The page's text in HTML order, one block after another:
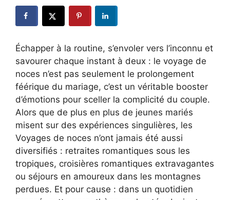
Échapper à la routine, s’envoler vers l’inconnu et
savourer chaque instant à deux : le voyage de
noces n’est pas seulement le prolongement
féérique du mariage, c’est un véritable booster
d’émotions pour sceller la complicité du couple.
Alors que de plus en plus de jeunes mariés
misent sur des expériences singulières, les
Voyages de noces n’ont jamais été aussi
diversifiés : retraites romantiques sous les
tropiques, croisières romantiques extravagantes
ou séjours en amoureux dans les montagnes
perdues. Et pour cause : dans un quotidien